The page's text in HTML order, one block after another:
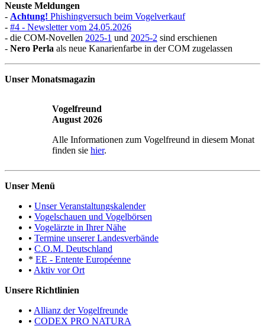
Neuste Meldungen
- Achtung! Phishingversuch beim Vogelverkauf
- #4 - Newsletter vom 24.05.2026
- die COM-Novellen 2025-1 und 2025-2 sind erschienen
- Nero Perla als neue Kanarienfarbe in der COM zugelassen
Unser Monatsmagazin
Vogelfreund
August 2026
Alle Informationen zum Vogelfreund in diesem Monat
finden sie hier.
Unser Menü
• Unser Veranstaltungskalender
• Vogelschauen und Vogelbörsen
• Vogelärzte in Ihrer Nähe
• Termine unserer Landesverbände
• C.O.M. Deutschland
* EE - Entente Européenne
• Aktiv vor Ort
Unsere Richtlinien
• Allianz der Vogelfreunde
• CODEX PRO NATURA